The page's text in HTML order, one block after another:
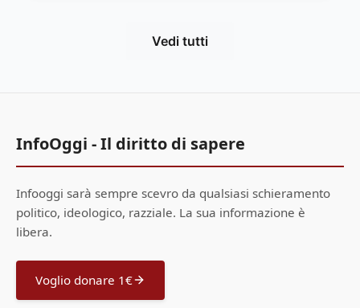
Vedi tutti
InfoOggi - Il diritto di sapere
Infooggi sarà sempre scevro da qualsiasi schieramento
politico, ideologico, razziale. La sua informazione è
libera.
Voglio donare 1€